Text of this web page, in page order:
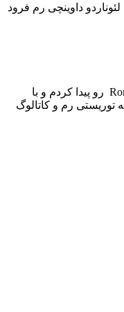
داوینچی رم فرود
تو سالن فرودگاه نمایندگی کارت Rome Pass رو پیدا کردم و با
رم و کاتالوگ